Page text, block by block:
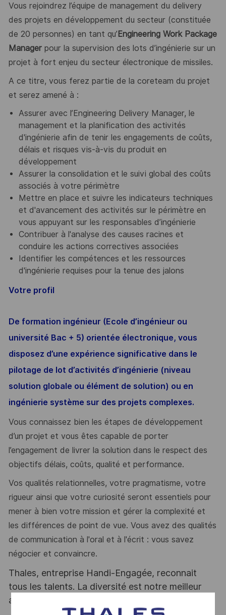
Vous rejoindrez l’équipe de management du delivery
des projets en développement du secteur (constituée
de 20 personnes) en tant qu’Engineering Work Package
Managerpour la supervision des lots d’ingénierie sur un
projet à fort enjeu du secteur électronique de missiles.
A ce titre, vous ferez partie de la coreteam du projet
et serez amené à :
Assurer avec l’Engineering Delivery Manager, le
management et la planification des activités
d'ingénierie afin de tenir les engagements de coûts,
délais et risques vis-à-vis du produit en
développement
Assurer la consolidation et le suivi global des coûts
associés à votre périmètre
Mettre en place et suivre les indicateurs techniques
et d'avancement des activités sur le périmètre en
vous appuyant sur les responsables d’ingénierie
Contribuer à l'analyse des causes racines et
conduire les actions correctives associées
Identifier les compétences et les ressources
d'ingénierie requises pour la tenue des jalons
Votre profil
De formation ingénieur (Ecole d’ingénieur ou
université Bac + 5) orientée électronique, vous
disposez d’une expérience significative dans le
pilotage de lot d’activités d’ingénierie (niveau
solution globale ou élément de solution) ou en
ingénierie système sur des projets complexes.
Vous connaissez bien les étapes de développement
d’un projet et vous êtes capable de porter
l’engagement de livrer la solution dans le respect des
objectifs délais, coûts, qualité et performance.
Vos qualités relationnelles, votre pragmatisme, votre
rigueur ainsi que votre curiosité seront essentiel s pour
mener à bien votre mission et gérer la complexité et
les différences de point de vue. Vous avez des qualités
de communication à l'oral et à l'écrit : vous savez
négocier et convaincre.
Thales, entreprise Handi-Engagée, reconnait
tous les talents. La diversité est notre meilleur
atout. Postulez et rejoignez nous !